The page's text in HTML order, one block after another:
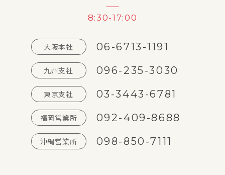
8:30-17:00
大阪本社 06-6713-1191
九州支社 096-235-3030
東京支社 03-3443-6781
福岡営業所 092-409-8688
沖縄営業所 098-850-7111